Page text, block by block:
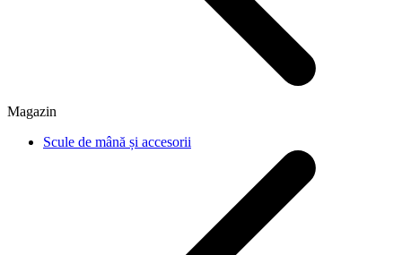
Magazin
Scule de mână și accesorii